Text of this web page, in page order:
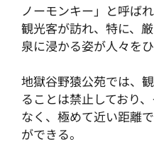
ノーモンキー」と呼ば
観光客が訪れ、特に、
泉に浸かる姿が人々をひ
地獄谷野猿公苑では、
ることは禁止しており
なく、極めて近い距離
ができる。